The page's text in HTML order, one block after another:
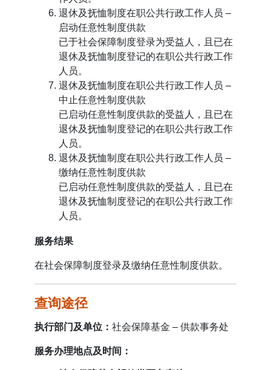
退休及抚恤制度在职公共行政工作人员 –
启动任意性制度供款
已于社会保障制度登录为受益人，且已在
退休及抚恤制度登记的在职公共行政工作
人员。
退休及抚恤制度在职公共行政工作人员 –
中止任意性制度供款
已启动任意性制度供款的受益人，且已在
退休及抚恤制度登记的在职公共行政工作
人员。
退休及抚恤制度在职公共行政工作人员 –
缴纳任意性制度供款
已启动任意性制度供款的受益人，且已在
退休及抚恤制度登记的在职公共行政工作
人员。
服务结果
在社会保障制度登录及缴纳任意性制度供款。
查询途径
执行部门及单位： 社会保障基金 – 供款事务处
服务办理地点及时间：